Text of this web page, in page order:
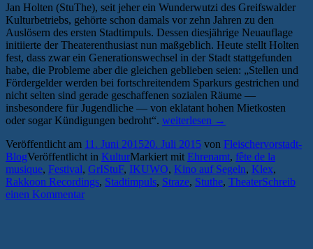
Jan Holten (StuThe), seit jeher ein Wunderwutzi des Greifswalder
Kulturbetriebs, gehörte schon damals vor zehn Jahren zu den
Auslösern des ersten Stadtimpuls. Dessen diesjährige Neuauflage
initiierte der Theaterenthusiast nun maßgeblich. Heute stellt Holten
fest, dass zwar ein Generationswechsel in der Stadt stattgefunden
habe, die Probleme aber die gleichen geblieben seien: „Stellen und
Fördergelder werden bei fortschreitendem Sparkurs gestrichen und
nicht selten sind gerade geschaffenen sozialen Räume —
insbesondere für Jugendliche — von eklatant hohen Mietkosten
oder sogar Kündigungen bedroht“. „Stadtimpuls
vier
Wochen
lang
die
weiterlesen →
Veröffentlicht am 11. Juni 201520. Juli 2015 von Fleischervorstadt-
BlogVeröffentlicht in KulturMarkiert mit Ehrenamt, fête de la
musique, Festival, GrIStuF, IKUWO, Kino auf Segeln, Klex,
Rakkoon Recordings, Stadtimpuls, Straze, Stuthe, TheaterSchreib
einen Kommentar